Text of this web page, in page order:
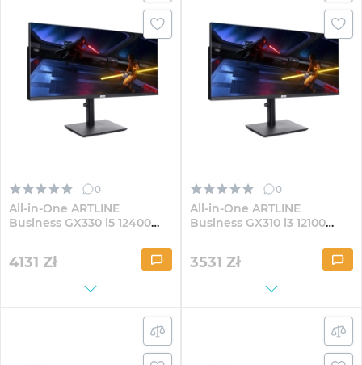
0
All-in-One ARTLINE
Business GX330 i5 12400
4131 Zł
0
All-in-One ARTLINE
Business GX310 i3 12100
3531 Zł